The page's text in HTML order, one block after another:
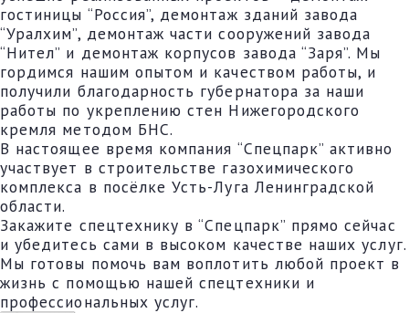
гостиницы “Россия”, демонтаж зданий завода
“Уралхим”, демонтаж части сооружений завода
“Нител” и демонтаж корпусов завода “Заря”. Мы
гордимся нашим опытом и качеством работы, и
получили благодарность губернатора за наши
работы по укреплению стен Нижегородского
кремля методом БНС.
В настоящее время компания “Спецпарк” активно
участвует в строительстве газохимического
комплекса в посёлке Усть-Луга Ленинградской
области.
Закажите спецтехнику в “Спецпарк” прямо сейчас
и убедитесь сами в высоком качестве наших услуг.
Мы готовы помочь вам воплотить любой проект в
жизнь с помощью нашей спецтехники и
профессиональных услуг.